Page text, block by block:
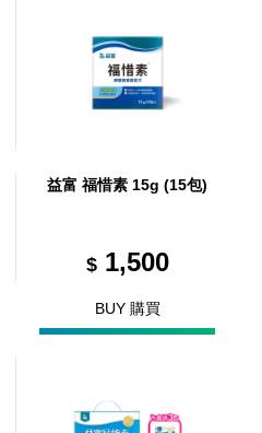
益富 福惜素 15g (15包)
$1,500
BUY 購買